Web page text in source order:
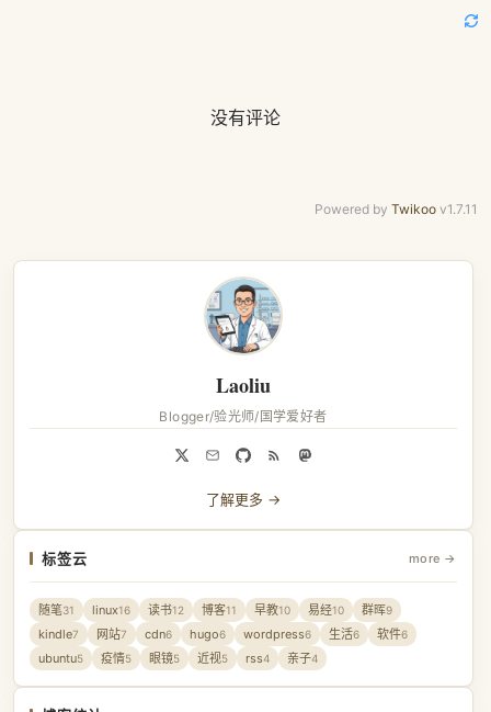
没有评论
Powered by Twikoo v1.7.11
Laoliu
Blogger/验光师/国学爱好者
了解更多 →
标签云 more →
随笔31 linux16 读书12 博客11 早教10 易经10 群晖9
kindle7 网站7 cdn6 hugo6 wordpress6 生活6 软件6
ubuntu5 疫情5 眼镜5 近视5 rss4 亲子4